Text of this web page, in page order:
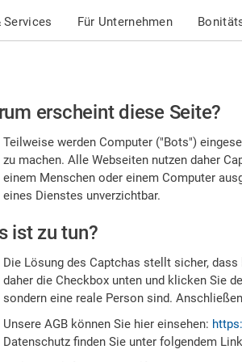
Services Für Unternehmen
erscheint diese Seite?
Teilweise werden Computer ("Bots")
zu machen. Alle Webseiten nutzen daher
einem Menschen oder einem Computer
eines Dienstes unverzichtbar.
ist zu tun?
Die Lösung des Captchas stellt sicher,
daher die Checkbox unten und klicken Sie
sondern eine reale Person sind.
Unsere AGB können Sie hier einsehen:
Datenschutz finden Sie unter folgendem